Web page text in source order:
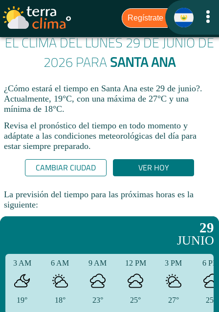
EL CLIMA DEL LUNES 29 DE JUNIO DE
2026 PARA SANTA ANA
¿Cómo estará el tiempo en Santa Ana este 29 de junio?.
Actualmente, 19°C, con una máxima de 27°C y una
mínima de 18°C.
Revisa el pronóstico del tiempo en todo momento y
adáptate a las condiciones meteorológicas del día para
estar siempre preparado.​
CAMBIAR CIUDAD VER HOY
La previsión del tiempo para las próximas horas es la
siguiente:
29
JUNIO
3 AM
19°
6 AM
18°
9 AM
23°
12 PM
25°
3 PM
27°
6
25°